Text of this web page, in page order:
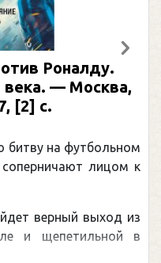
Роналду.
века. — Москва,
[2] с.
битву на футбольном
лицом к
верный выход из
и щепетильной в